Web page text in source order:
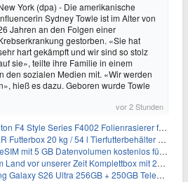
York (dpa) - Die amerikanische
Sydney Towle ist im Alter von
Jahren an den Folgen einer
gestorben. «Sie hat
hart gekämpft und wir sind so stolz
sie», teilte ihre Familie in einem
den sozialen Medien mit. «Wir werden
hieß es dazu. Geboren wurde Towle
vor 2 Stunden
F4 Style Series F4002 Folienrasierer für 18,99€
20 kg / 54 l Tierfutterbehälter mit Rollen für 19,99€
mit 5 GB Datenvolumen kostenlos für Windscribe-Pro-Nutzer
vor unserer Zeit Komplettbox mit 27 DVDs für 59,49€
S26 Ultra 256GB + 250GB Telekom-Netz für 34€/Monat (effektiv 5,42€/Monat)